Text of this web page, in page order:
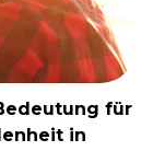
für
in